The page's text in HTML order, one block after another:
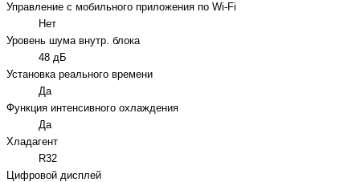
Управление c мобильного приложения по Wi-Fi
Нет
Уровень шума внутр. блока
48 дБ
Установка реального времени
Да
Функция интенсивного охлаждения
Да
Хладагент
R32
Цифровой дисплей